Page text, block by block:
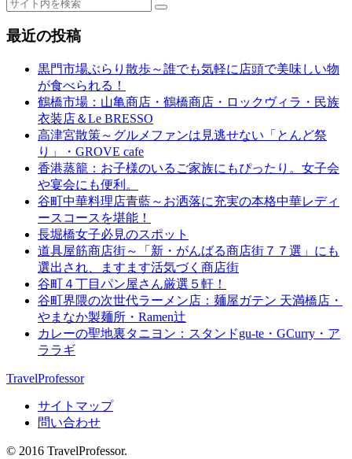
最近の投稿
黒門市場ぶらり散歩～誰でも気軽に店頭で美味しい物
が食べられる！
鶴橋市場：山亀商店・鶴橋商店・ロックヴィラ・民族
衣装店＆Le BRESSO
高津宮散策～グルメファンは見逃せない「とんど祭
り」・GROVE cafe
香港蒸籠：お子様のいるご家族にもぴったり。女子会
や宴会にも便利。
谷町中華料理店青藍～お洒落に充実の本格中華レディ
ースコースを堪能！
長堀橋女子必見のスポット
道具屋筋商店街～「新・がんばる商店街７７選」にも
選出され、ますます活気づく商店街
谷町４丁目パン屋さん厳選５軒！
谷町界隈の次世代ラーメン店：麺屋ガテン 天満橋店・
やまなか製麺所・Ramen辻
カレーの聖地裏タニヨン：スタンドgu-te・GCurry・ア
ララギ
TravelProfessor
サイトマップ
問い合わせ
© 2016 TravelProfessor.